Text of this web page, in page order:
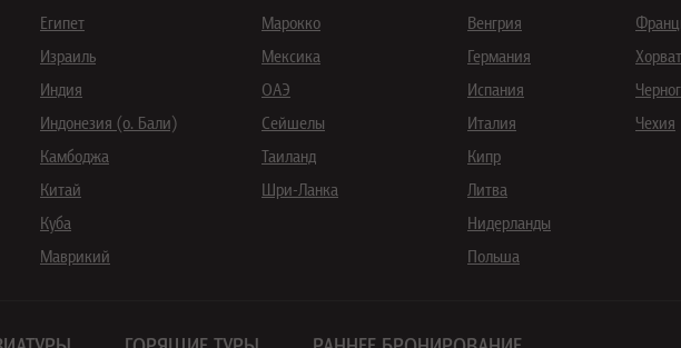
Египет
Израиль
Индия
Индонезия (о. Бали)
Камбоджа
Китай
Куба
Маврикий
Марокко
Мексика
ОАЭ
Сейшелы
Таиланд
Шри-Ланка
Венгрия
Германия
Испания
Италия
Кипр
Литва
Нидерланды
Польша
Чехия